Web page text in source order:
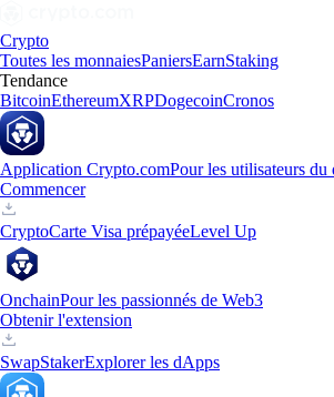
Crypto
Toutes les monnaiesPaniersEarnStaking
Tendance
BitcoinEthereumXRPDogecoinCronos
Application Crypto.comPour les utilisateurs du
Commencer
CryptoCarte Visa prépayéeLevel Up
OnchainPour les passionnés de Web3
Obtenir l'extension
SwapStakerExplorer les dApps